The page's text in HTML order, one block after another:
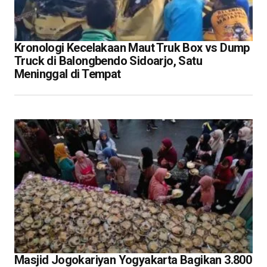
Kronologi Kecelakaan Maut Truk Box vs Dump
Truck di Balongbendo Sidoarjo, Satu
Meninggal di Tempat
Masjid Jogokariyan Yogyakarta Bagikan 3.800